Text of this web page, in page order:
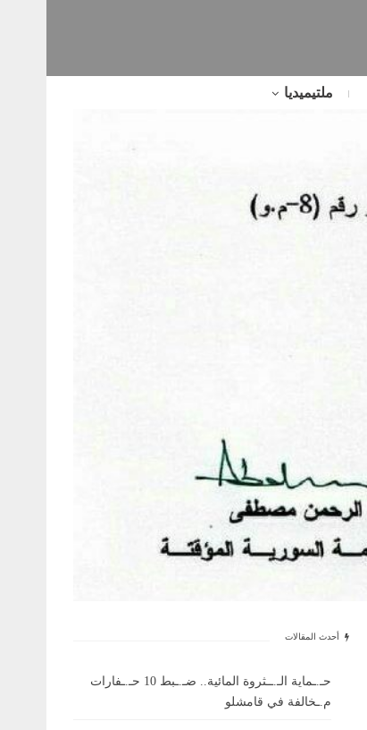
ملتيميديا
أحدث المقالات
حـ.ـماية الـ.ــثروة المائية.. ضـ.ـبط 10 حـ.ـفارات
م.ـخالفة في قامشلو